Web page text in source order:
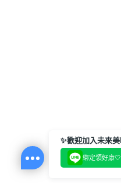
綁定領好康🤍